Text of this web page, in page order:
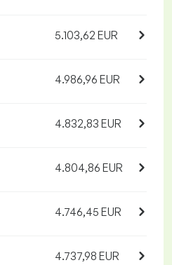
5.103,62 EUR
4.986,96 EUR
4.832,83 EUR
4.804,86 EUR
4.746,45 EUR
4.737,98 EUR